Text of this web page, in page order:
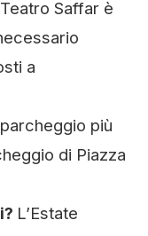
Saffar è
a
più
di Piazza
L’Estate